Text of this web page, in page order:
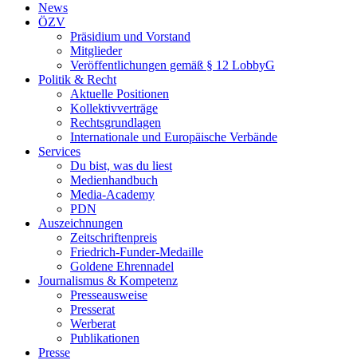
News
ÖZV
Präsidium und Vorstand
Mitglieder
Veröffentlichungen gemäß § 12 LobbyG
Politik & Recht
Aktuelle Positionen
Kollektivverträge
Rechtsgrundlagen
Internationale und Europäische Verbände
Services
Du bist, was du liest
Medienhandbuch
Media-Academy
PDN
Auszeichnungen
Zeitschriftenpreis
Friedrich-Funder-Medaille
Goldene Ehrennadel
Journalismus & Kompetenz
Presseausweise
Presserat
Werberat
Publikationen
Presse